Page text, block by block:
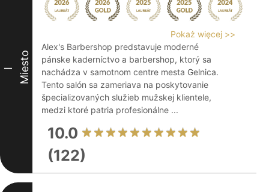
I Miesto
Pokaż więcej >>
Alex's Barbershop predstavuje moderné
pánske kaderníctvo a barbershop, ktorý sa
nachádza v samotnom centre mesta Gelnica.
Tento salón sa zameriava na poskytovanie
špecializovaných služieb mužskej klientele,
medzi ktoré patria profesionálne ...
10.0
(122)